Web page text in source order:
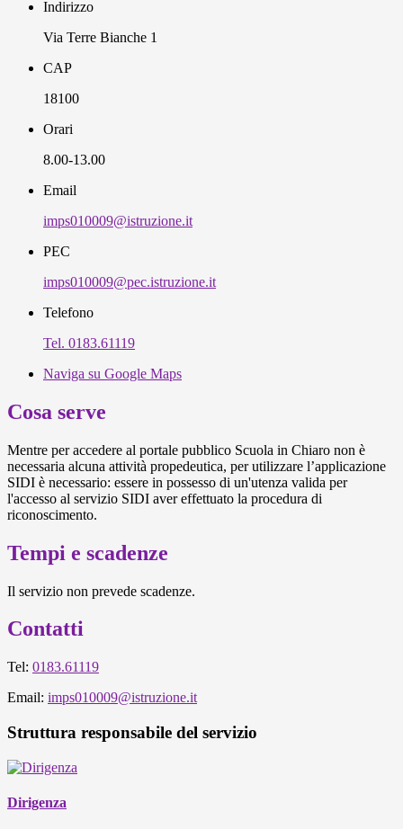
Indirizzo
Via Terre Bianche 1
CAP
18100
Orari
8.00-13.00
Email
imps010009@istruzione.it
PEC
imps010009@pec.istruzione.it
Telefono
Tel. 0183.61119
Naviga su Google Maps
Cosa serve
Mentre per accedere al portale pubblico Scuola in Chiaro non è
necessaria alcuna attività propedeutica, per utilizzare l’applicazione
SIDI è necessario: essere in possesso di un'utenza valida per
l'accesso al servizio SIDI aver effettuato la procedura di
riconoscimento.
Tempi e scadenze
Il servizio non prevede scadenze.
Contatti
Tel: 0183.61119
Email: imps010009@istruzione.it
Struttura responsabile del servizio
Dirigenza